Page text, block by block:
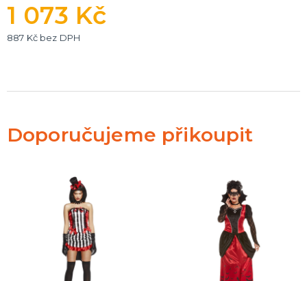
1 073 Kč
887 Kč bez DPH
Doporučujeme přikoupit